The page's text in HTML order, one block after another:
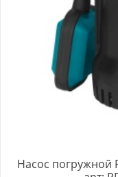
Насос погружной